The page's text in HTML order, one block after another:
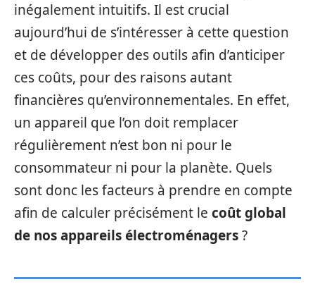
inégalement intuitifs. Il est crucial
aujourd’hui de s’intéresser à cette question
et de développer des outils afin d’anticiper
ces coûts, pour des raisons autant
financières qu’environnementales. En effet,
un appareil que l’on doit remplacer
régulièrement n’est bon ni pour le
consommateur ni pour la planète. Quels
sont donc les facteurs à prendre en compte
afin de calculer précisément le coût global
de nos appareils électroménagers?